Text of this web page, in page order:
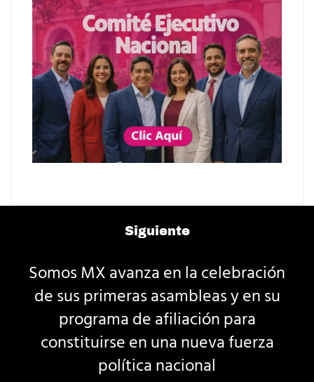
Siguiente
Somos MX avanza en la celebración
de sus primeras asambleas y en su
programa de afiliación para
constituirse en una nueva fuerza
política nacional